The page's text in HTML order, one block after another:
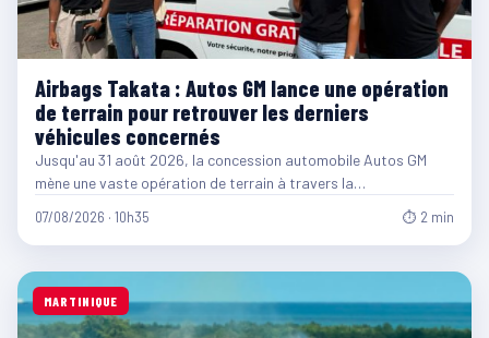
Airbags Takata : Autos GM lance une opération
de terrain pour retrouver les derniers
véhicules concernés
Jusqu'au 31 août 2026, la concession automobile Autos GM
mène une vaste opération de terrain à travers la…
07/08/2026 · 10h35 ⏱ 2 min
MARTINIQUE